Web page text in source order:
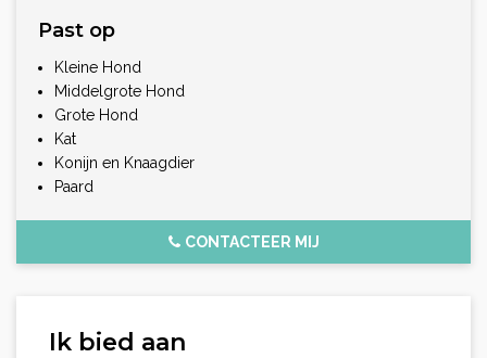
Past op
Kleine Hond
Middelgrote Hond
Grote Hond
Kat
Konijn en Knaagdier
Paard
CONTACTEER MIJ
Ik bied aan